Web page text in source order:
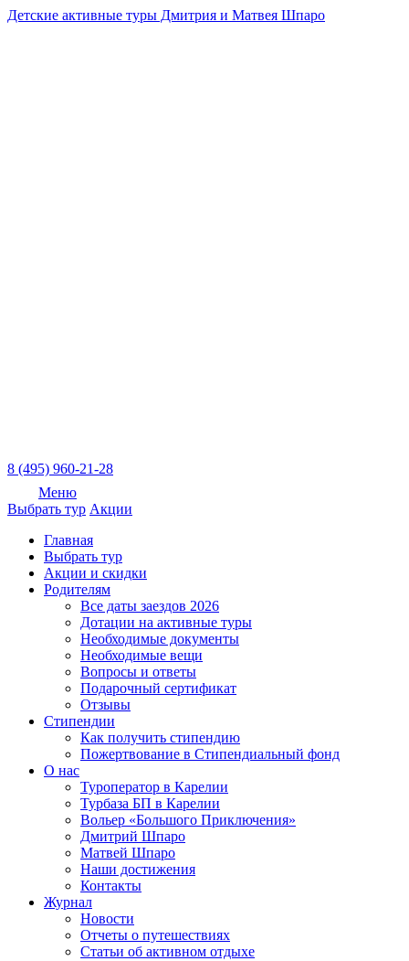
Детские активные туры Дмитрия и Матвея Шпаро
8 (495) 960-21-28
Меню
Выбрать тур Акции
Главная
Выбрать тур
Акции и скидки
Родителям
Все даты заездов 2026
Дотации на активные туры
Необходимые документы
Необходимые вещи
Вопросы и ответы
Подарочный сертификат
Отзывы
Стипендии
Как получить стипендию
Пожертвование в Стипендиальный фонд
О нас
Туроператор в Карелии
Турбаза БП в Карелии
Вольер «Большого Приключения»
Дмитрий Шпаро
Матвей Шпаро
Наши достижения
Контакты
Журнал
Новости
Отчеты о путешествиях
Статьи об активном отдыхе